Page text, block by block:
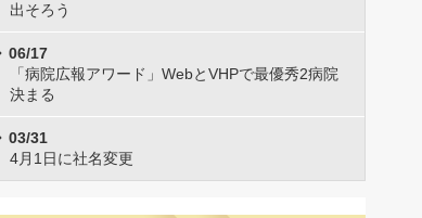
出そろう
06/17
「病院広報アワード」WebとVHPで最優秀2病院
決まる
03/31
4月1日に社名変更